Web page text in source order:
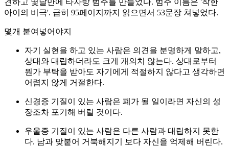
아이의 비극'. 급히 95페이지까지 읽으면서 53문장 쳐넣었다.
몇개 붙여넣어야지
자기 실현을 하고 있는 사람은 의견을 분명하게 말하고,
상대와 대립하더라도 크게 개의치 않는다. 상대로부터
뭔가 부탁을 받아도 자기에게 적절하지 않다고 생각하면
어렵지 않게 거절한다.
신경증 기질이 있는 사람은 폐가 될 일이라면 자신의 성
장조차 포기해 버릴 것이다.
우울증 기질이 있는 사람은 다른 사람과 대립하지 못한
다. 남과 맞붙어 거북해지기 보다 자신을 억제해 버린다.